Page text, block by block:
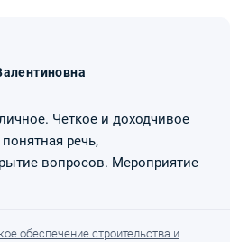
Четкое и доходчивое
речь,
вопросов. Мероприятие
обеспечение строительства и